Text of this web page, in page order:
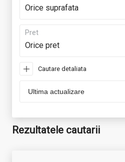
Orice suprafata
Pret
Orice pret
Cautare detaliata
Rezultatele cautarii